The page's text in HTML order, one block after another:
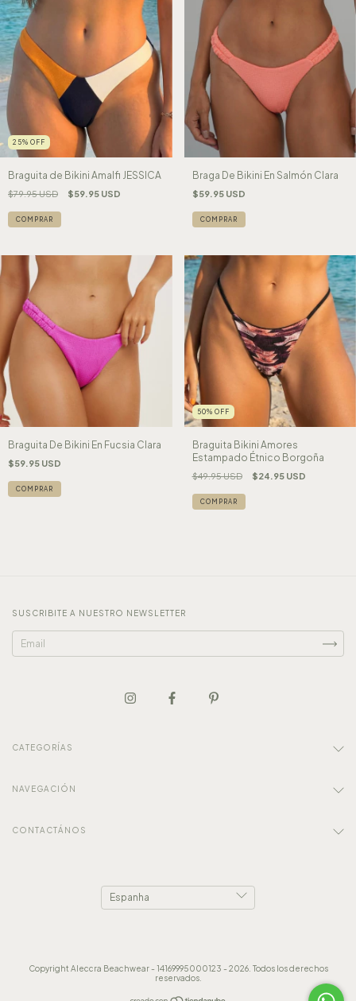
25% OFF
Braguita de Bikini Amalfi JESSICA
$79.95 USD $59.95 USD
COMPRAR
Braga De Bikini En Salmón Clara
$59.95 USD
COMPRAR
Braguita De Bikini En Fucsia Clara
$59.95 USD
COMPRAR
50% OFF
Braguita Bikini Amores
Estampado Étnico Borgoña
$49.95 USD $24.95 USD
COMPRAR
SUSCRIBITE A NUESTRO NEWSLETTER
CATEGORÍAS
NAVEGACIÓN
CONTACTÁNOS
Copyright Aleccra Beachwear - 14169995000123 - 2026. Todos los derechos
reservados.